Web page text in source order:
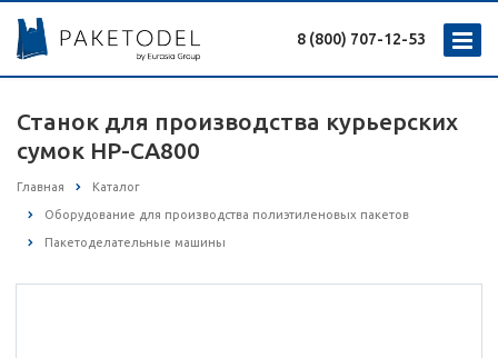
8 (800) 707-12-53
Станок для производства курьерских
сумок HP-CA800
Главная Каталог
Оборудование для производства полиэтиленовых пакетов
Пакетоделательные машины